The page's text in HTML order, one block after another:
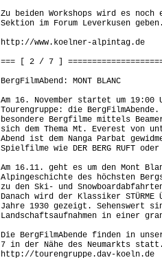
Zu beiden Workshops wird es
Sektion im Forum Leverkusen geben.
http://www.koelner-alpintag.de
=== [ 2 / 7 ]
BergFilmAbend: MONT BLANC
Am 16. November startet um
Tourengruppe: die
besondere Bergfilme mittels
sich dem Thema Mt. Everest von
Abend ist dem Nanga Parbat
Spielfilme wie DER BERG RUFT
Am 16.11. geht es um den Mont
Alpingeschichte des höchsten
zu den Ski- und
Danach wird der Klassiker STÜRME
Jahre 1930 gezeigt. Sehenswert
Landschaftsaufnahmen in einer
Die BergFilmAbende finden in
7 in der Nähe des Neumarkts
http://tourengruppe.dav-koeln.de